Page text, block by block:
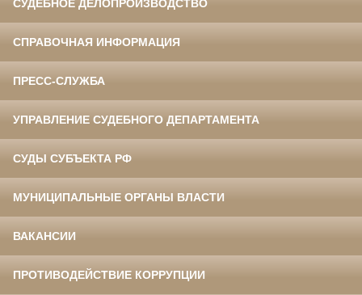
СУДЕБНОЕ ДЕЛОПРОИЗВОДСТВО
СПРАВОЧНАЯ ИНФОРМАЦИЯ
ПРЕСС-СЛУЖБА
УПРАВЛЕНИЕ СУДЕБНОГО ДЕПАРТАМЕНТА
СУДЫ СУБЪЕКТА РФ
МУНИЦИПАЛЬНЫЕ ОРГАНЫ ВЛАСТИ
ВАКАНСИИ
ПРОТИВОДЕЙСТВИЕ КОРРУПЦИИ